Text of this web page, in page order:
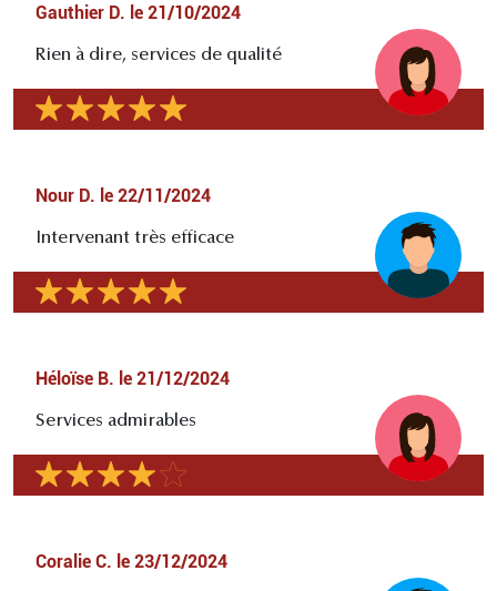
Gauthier D. le 21/10/2024
Rien à dire, services de qualité
Nour D. le 22/11/2024
Intervenant très efficace
Héloïse B. le 21/12/2024
Services admirables
Coralie C. le 23/12/2024